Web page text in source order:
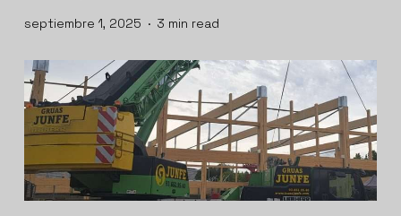
septiembre 1, 2025 3 min read